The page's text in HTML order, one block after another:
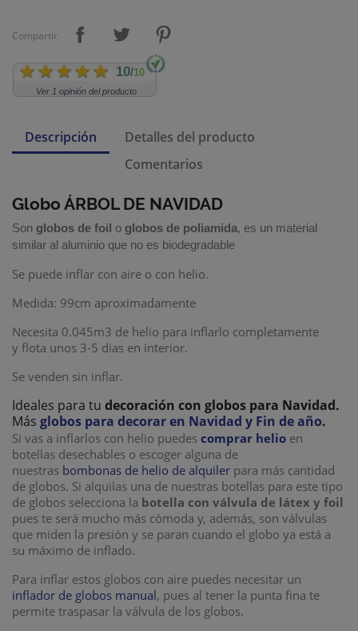
Compartir
10/10
Ver 1 opinión del producto
Descripción
Detalles del producto
Comentarios
Globo ÁRBOL DE NAVIDAD
Son globos de foil o globos de poliamida, es un material
similar al aluminio que no es biodegradable
Se puede inflar con aire o con helio.
Medida: 99cm aproximadamente
Necesita 0.045m3 de helio para inflarlo completamente
y flota unos 3-5 dias en interior.
Se venden sin inflar.
Ideales para tu decoración con globos para Navidad.
Más globos para decorar en Navidad y Fin de año.
Si vas a inflarlos con helio puedes comprar helio en
botellas desechables o escoger alguna de
nuestras bombonas de helio de alquiler para más cantidad
de globos. Si alquilas una de nuestras botellas para este tipo
de globos selecciona la botella con válvula de látex y foil
pues te será mucho más cómoda y, además, son válvulas
que miden la presión y se paran cuando el globo ya está a
su máximo de inflado.
Para inflar estos globos con aire puedes necesitar un
inflador de globos manual, pues al tener la punta fina te
permite traspasar la válvula de los globos.